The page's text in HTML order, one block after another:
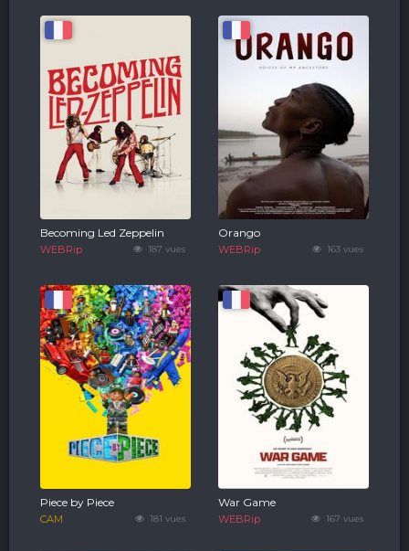
187 vues
Becoming Led Zeppelin
WEBRip 163 vues
Orango
WEBRip
181 vues
Piece by Piece
CAM 167 vues
War Game
WEBRip